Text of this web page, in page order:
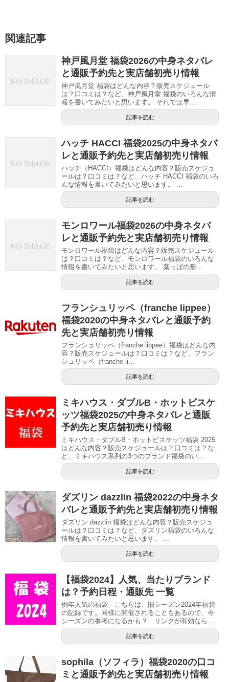
関連記事
神戸風月堂 福袋2026の中身ネタバレ
と通販予約先と実店舗初売り情報
神戸風月堂 福袋はどんな内容？販売スケジュール
は？口コミは？など、神戸風月堂 福袋のいろんな情
報を書いてみたいと思います。 それでは早...
記事を読む
ハッチ HACCI 福袋2025の中身ネタバ
レと通販予約先と実店舗初売り情報
ハッチ（HACCI）福袋はどんな内容？販売スケジュ
ールは？口コミは？など、ハッチ HACCI 福袋のいろ
んな情報を書いてみたいと思います。 ...
記事を読む
モンロワール福袋2026の中身ネタバ
レと通販予約先と実店舗初売り情報
モンロワール福袋はどんな内容？販売スケジュール
は？口コミは？など、モンロワール福袋のいろんな
情報を書いてみたいと思います。 葉っぱの形...
記事を読む
フランシュリッペ（franche lippee）
福袋2020の中身ネタバレと通販予約
先と実店舗初売り情報
フランシュリッペ（franche lippee）福袋はどんな内
容？販売スケジュールは？口コミは？など、フラン
シュリッペ（franche li...
記事を読む
ミキハウス・ダブルB・ホットビスケ
ッツ福袋2025の中身ネタバレと通販
予約先と実店舗初売り情報
ミキハウス・ダブルB・ホットビスケッツ福袋 2025
はどんな内容？販売スケジュールは？口コミは？な
ど、ミキハウス系列の3つのブランド福袋のい...
記事を読む
ダズリン dazzlin 福袋2022の中身ネタ
バレと通販予約先と実店舗初売り情報
ダズリン dazzlin 福袋はどんな内容？販売スケジュ
ールは？口コミは？など、ダズリン福袋のいろんな
情報を書いてみたいと思います。 ...
記事を読む
【福袋2024】人気、当たりブランド
は？予約日程・通販先 一覧
例年人気の福袋、こちらは、旧シーズン2024年福袋
の記録です。同様に開催されることもあるので、今
シーズンの参考になるかも？ リンクが有効なら...
記事を読む
sophila（ソフィラ）福袋2020の口コ
ミと通販予約先と実店舗初売り情報